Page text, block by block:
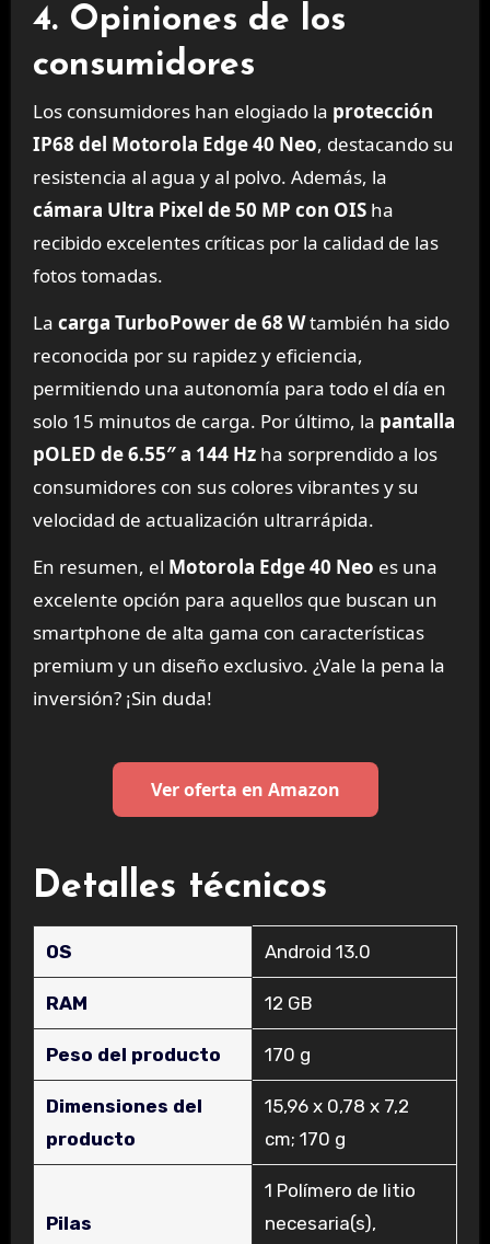
4. Opiniones de los
consumidores
Los consumidores han elogiado la protección
IP68 del Motorola Edge 40 Neo, destacando su
resistencia al agua y al polvo. Además, la
cámara Ultra Pixel de 50 MP con OISha
recibido excelentes críticas por la calidad de las
fotos tomadas.
La carga TurboPower de 68 Wtambién ha sido
reconocida por su rapidez y eficiencia,
permitiendo una autonomía para todo el día en
solo 15 minutos de carga. Por último, la pantalla
pOLED de 6.55″ a 144 Hzha sorprendido a los
consumidores con sus colores vibrantes y su
velocidad de actualización ultrarrápida.
En resumen, el Motorola Edge 40 Neo es una
excelente opción para aquellos que buscan un
smartphone de alta gama con características
premium y un diseño exclusivo. ¿Vale la pena la
inversión? ¡Sin duda!
Ver oferta en Amazon
Detalles técnicos
OS ‎Android 13.0
RAM ‎12 GB
Peso del producto ‎170 g
Dimensiones del
producto
‎15,96 x 0,78 x 7,2
cm; 170 g
Pilas
‎1 Polímero de litio
necesaria(s),